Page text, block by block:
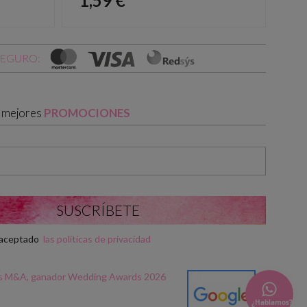
PROMOCIONES
las políticas de privacidad
¿Hablamos?